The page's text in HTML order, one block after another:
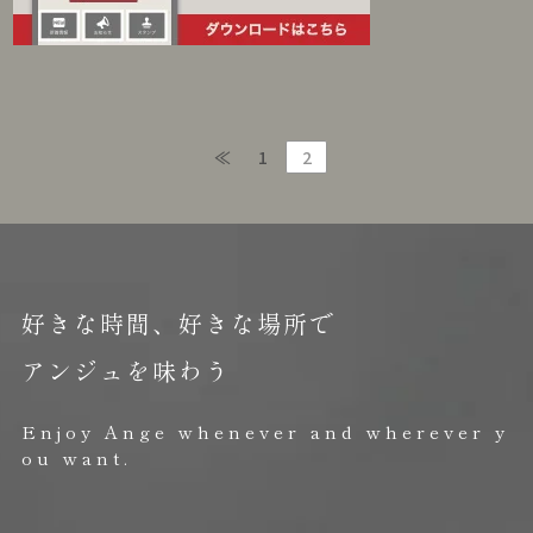
≪ 1 2
好きな時間、好きな場所で
アンジュを味わう
Enjoy Ange whenever and wherever y
ou want.